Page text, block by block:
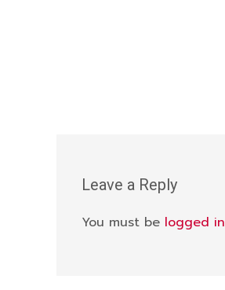
Leave a Reply
You must be logged in